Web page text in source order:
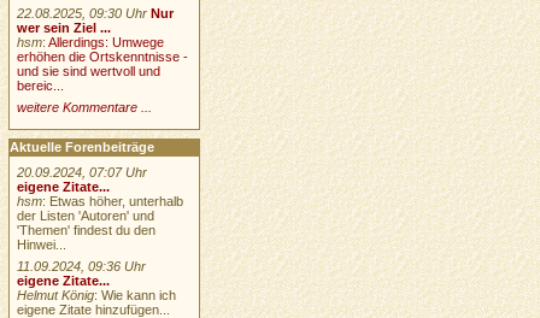
22.08.2025, 09:30 Uhr Nur
wer sein Ziel ...
hsm:Allerdings: Umwege
erhöhen die Ortskenntnisse -
und sie sind wertvoll und
bereic...
weitere Kommentare ...
Aktuelle Forenbeiträge
20.09.2024, 07:07 Uhr
eigene Zitate...
hsm: Etwas höher, unterhalb
der Listen 'Autoren' und
'Themen' findest du den
Hinwei...
11.09.2024, 09:36 Uhr
eigene Zitate...
Helmut König: Wie kann ich
eigene Zitate hinzufügen...